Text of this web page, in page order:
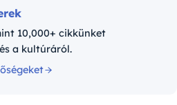
10,000+ cikkünket
a kultúráról.